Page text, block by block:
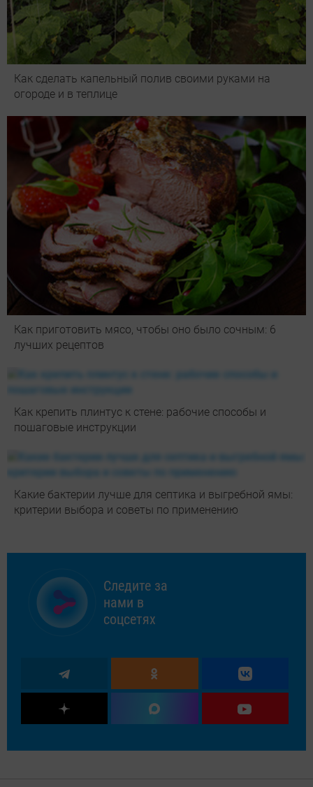
Как сделать капельный полив своими руками на
огороде и в теплице
Как приготовить мясо, чтобы оно было сочным: 6
лучших рецептов
Как крепить плинтус к стене: рабочие способы и
пошаговые инструкции
Какие бактерии лучше для септика и выгребной ямы:
критерии выбора и советы по применению
Следите за
нами в
соцсетях